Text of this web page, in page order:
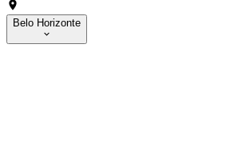
Belo Horizonte